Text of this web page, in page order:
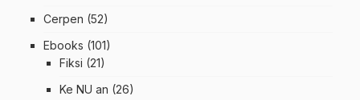
Cerpen (52)
Ebooks (101)
Fiksi (21)
Ke NU an (26)